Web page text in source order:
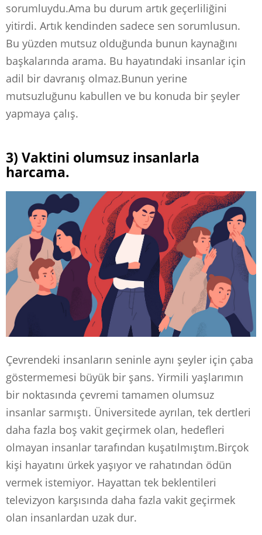
sorumluydu.Ama bu durum artık geçerliliğini
yitirdi. Artık kendinden sadece sen sorumlusun.
Bu yüzden mutsuz olduğunda bunun kaynağını
başkalarında arama. Bu hayatındaki insanlar için
adil bir davranış olmaz.Bunun yerine
mutsuzluğunu kabullen ve bu konuda bir şeyler
yapmaya çalış.
3) Vaktini olumsuz insanlarla
harcama.
Çevrendeki insanların seninle aynı şeyler için çaba
göstermemesi büyük bir şans. Yirmili yaşlarımın
bir noktasında çevremi tamamen olumsuz
insanlar sarmıştı. Üniversitede ayrılan, tek dertleri
daha fazla boş vakit geçirmek olan, hedefleri
olmayan insanlar tarafından kuşatılmıştım.Birçok
kişi hayatını ürkek yaşıyor ve rahatından ödün
vermek istemiyor. Hayattan tek beklentileri
televizyon karşısında daha fazla vakit geçirmek
olan insanlardan uzak dur.